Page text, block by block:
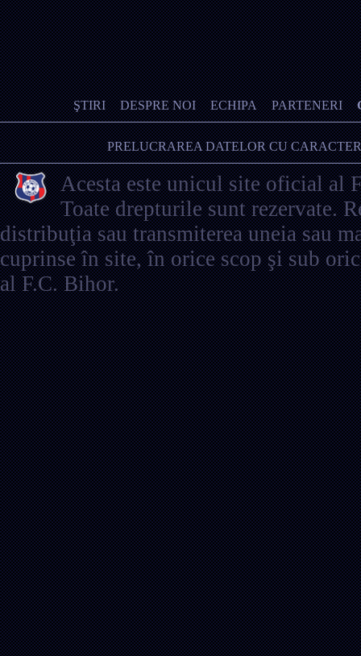
ŞTIRI DESPRE NOI ECHIPA PARTENERI
PRELUCRAREA DATELOR CU
Acesta este unicul site oficial al
Toate drepturile sunt rezervate.
distribuţia sau transmiterea uneia sau
cuprinse în site, în orice scop şi sub
al F.C. Bihor.